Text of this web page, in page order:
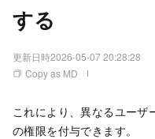
する
更新日時2026-05-07 20:28:28
Copy as MD
これにより、異なるユーザ
の権限を付与できます。